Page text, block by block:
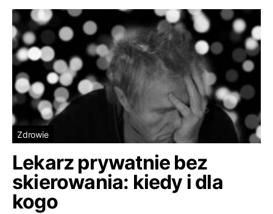
Zdrowie
Lekarz prywatnie bez
skierowania: kiedy i dla
kogo